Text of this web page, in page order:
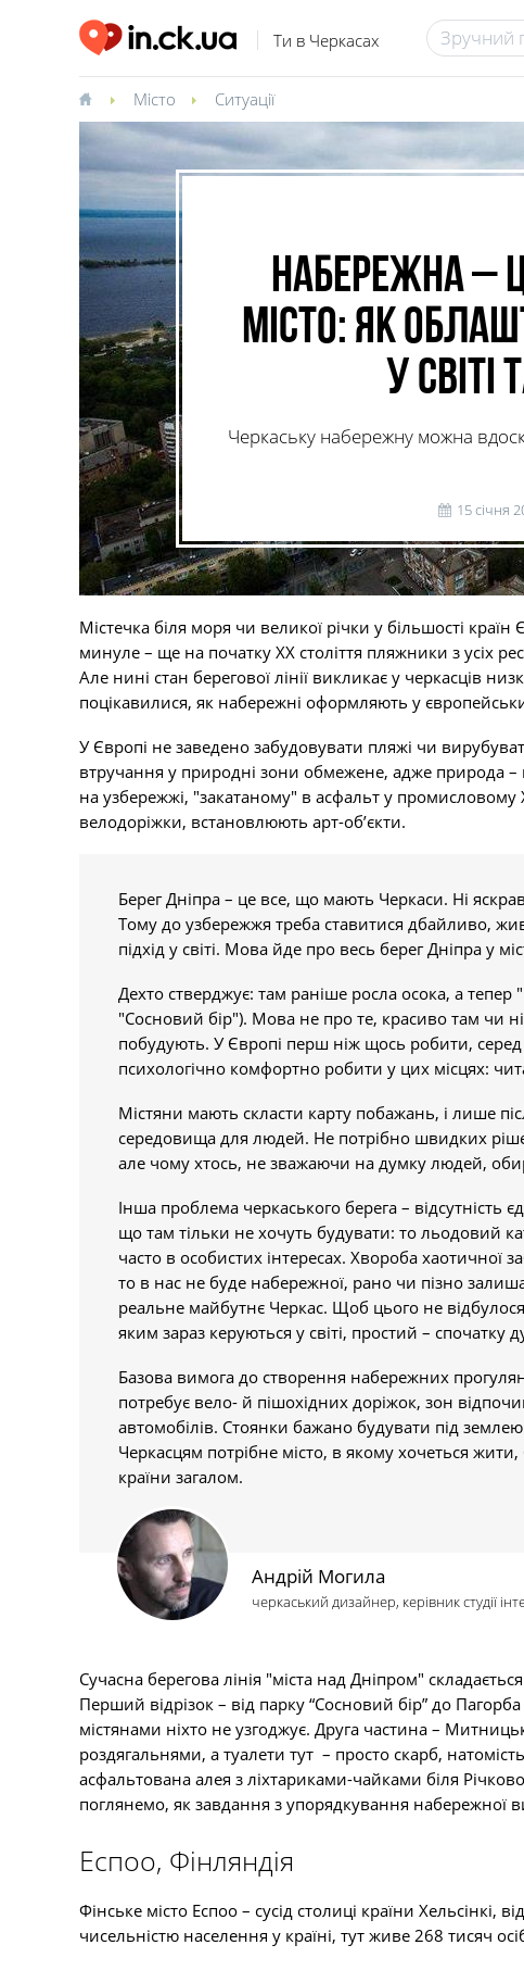
Ти в Черкасах
Місто Ситуації
Набережна –
місто: як
у світі
Черкаську набережну можна
15 січня
Містечка біля моря чи великої річки у більшості
минуле – ще на початку ХХ століття пляжники з усіх
Але нині стан берегової лінії викликає у
поцікавилися, як набережні оформляють у
У Європі не заведено забудовувати пляжі чи
втручання у природні зони обмежене, адже природа –
на узбережжі, "закатаному" в асфальт у промисловому
велодоріжки, встановлюють арт-об’єкти.
Берег Дніпра – це все, що мають Черкаси. Ні
Тому до узбережжя треба ставитися дбайливо,
підхід у світі. Мова йде про весь берег Дніпра у
Дехто стверджує: там раніше росла осока, а
"Сосновий бір"). Мова не про те, красиво там чи
побудують. У Європі перш ніж щось робити,
психологічно комфортно робити у цих місцях:
Містяни мають скласти карту побажань, і лише
середовища для людей. Не потрібно швидких
але чому хтось, не зважаючи на думку людей,
Інша проблема черкаського берега – відсутність
що там тільки не хочуть будувати: то льодовий
часто в особистих інтересах. Хвороба хаотичної
то в нас не буде набережної, рано чи пізно
реальне майбутнє Черкас. Щоб цього не
яким зараз керуються у світі, простий – спочатку
Базова вимога до створення набережних
потребує вело- й пішохідних доріжок, зон
автомобілів. Стоянки бажано будувати під
Черкасцям потрібне місто, в якому хочеться жити,
країни загалом.
Андрій Могила
черкаський дизайнер, керівник студії
Сучасна берегова лінія "міста над Дніпром"
Перший відрізок – від парку “Сосновий бір” до
містянами ніхто не узгоджує. Друга частина –
роздягальнями, а туалети тут – просто скарб,
асфальтована алея з ліхтариками-чайками біля
поглянемо, як завдання з упорядкування набережної
Еспоо, Фінляндія
Фінське місто Еспоо – сусід столиці країни
чисельністю населення у країні, тут живе 268 тисяч